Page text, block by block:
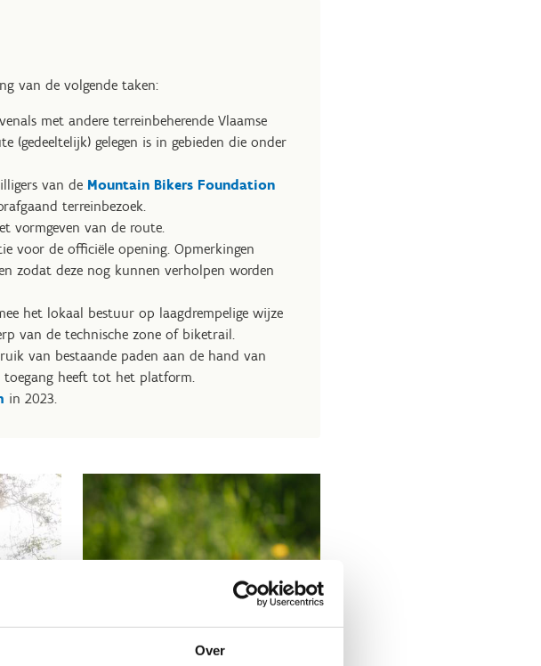
Over
van de volgende taken:
met andere terreinbeherende Vlaamse
(gedeeltelijk) gelegen is in gebieden die onder
van de Mountain Bikers Foundation
terreinbezoek.
vormgeven van de route.
voor de officiële opening. Opmerkingen
zodat deze nog kunnen verholpen worden
het lokaal bestuur op laagdrempelige wijze
van de technische zone of biketrail.
van bestaande paden aan de hand van
toegang heeft tot het platform.
in 2023.